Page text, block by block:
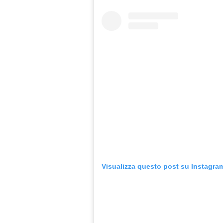
Visualizza questo post su